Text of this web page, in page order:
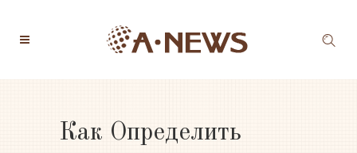
Как Определить